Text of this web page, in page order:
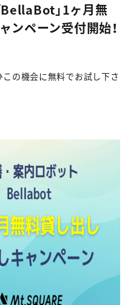
BellaBot」1ヶ月無
ンペーン受付開始！
の機会に無料でお試し下さ